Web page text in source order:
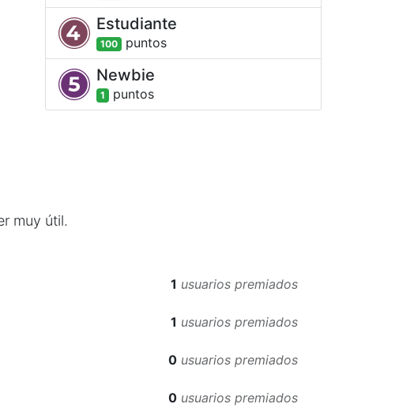
Estudiante
100 puntos
Newbie
1 puntos
muy útil.
1 usuarios premiados
1 usuarios premiados
0 usuarios premiados
0 usuarios premiados